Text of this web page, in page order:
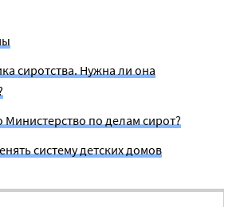
сиротства. Нужна ли она
по делам сирот?
систему детских домов